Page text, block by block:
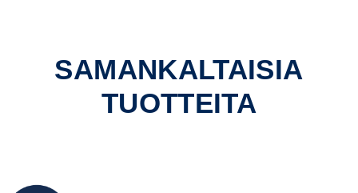
SAMANKALTAISIA
TUOTTEITA